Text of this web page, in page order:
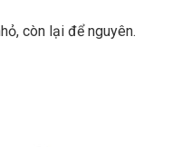
còn lại để nguyên.